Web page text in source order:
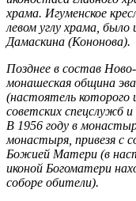
храма. Игуменское
левом углу храма, было
Дамаскина (Кононова).
Позднее в состав
монашеская община
(настоятель которого
советских спецслужб
В 1956 году в
монастыря, привезя с
Божией Матери (в
иконой Богоматери
соборе обители).